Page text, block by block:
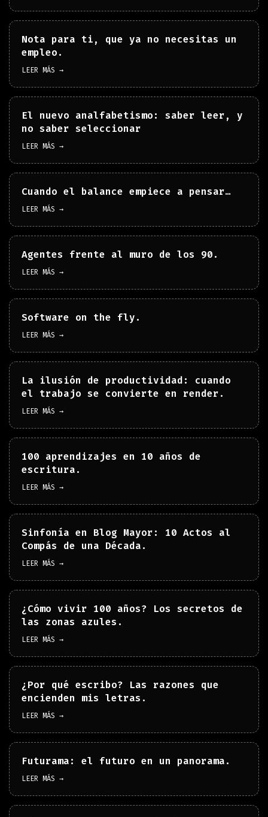
Nota para ti, que ya no necesitas un
empleo.
LEER MÁS →
El nuevo analfabetismo: saber leer, y
no saber seleccionar
LEER MÁS →
Cuando el balance empiece a pensar…
LEER MÁS →
Agentes frente al muro de los 90.
LEER MÁS →
Software on the fly.
LEER MÁS →
La ilusión de productividad: cuando
el trabajo se convierte en render.
LEER MÁS →
100 aprendizajes en 10 años de
escritura.
LEER MÁS →
Sinfonía en Blog Mayor: 10 Actos al
Compás de una Década.
LEER MÁS →
¿Cómo vivir 100 años? Los secretos de
las zonas azules.
LEER MÁS →
¿Por qué escribo? Las razones que
encienden mis letras.
LEER MÁS →
Futurama: el futuro en un panorama.
LEER MÁS →